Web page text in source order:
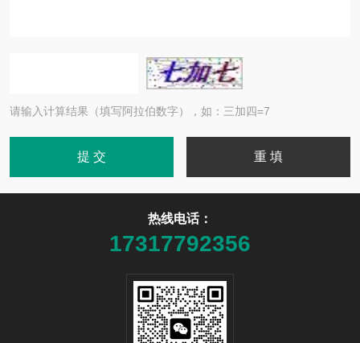
请输入计算结果（填写阿拉伯数字），如：三加四=7
热线电话：
17317792356